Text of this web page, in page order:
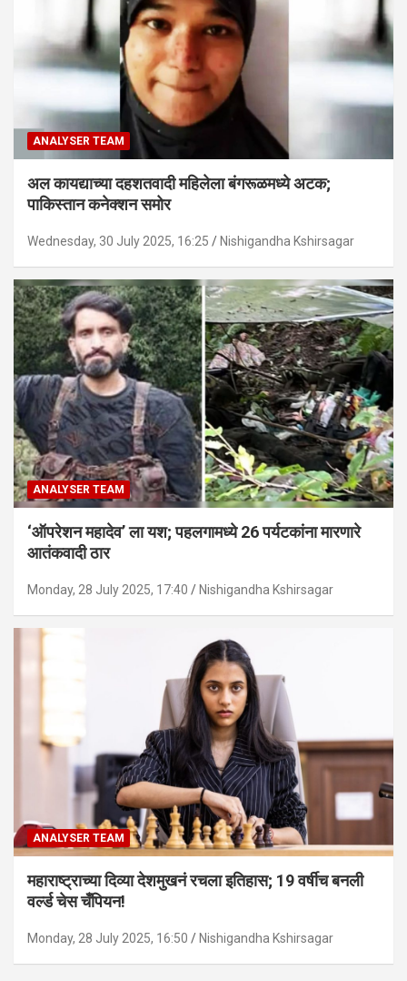
ANALYSER TEAM
अल कायद्याच्या दहशतवादी महिलेला बंगरूळमध्ये अटक;
पाकिस्तान कनेक्शन समोर
Wednesday, 30 July 2025, 16:25 Nishigandha Kshirsagar
ANALYSER TEAM
‘ऑपरेशन महादेव’ ला यश; पहलगामध्ये 26 पर्यटकांना मारणारे
आतंकवादी ठार
Monday, 28 July 2025, 17:40 Nishigandha Kshirsagar
ANALYSER TEAM
महाराष्ट्राच्या दिव्या देशमुखनं रचला इतिहास; 19 वर्षीच बनली
वर्ल्ड चेस चँपियन!
Monday, 28 July 2025, 16:50 Nishigandha Kshirsagar